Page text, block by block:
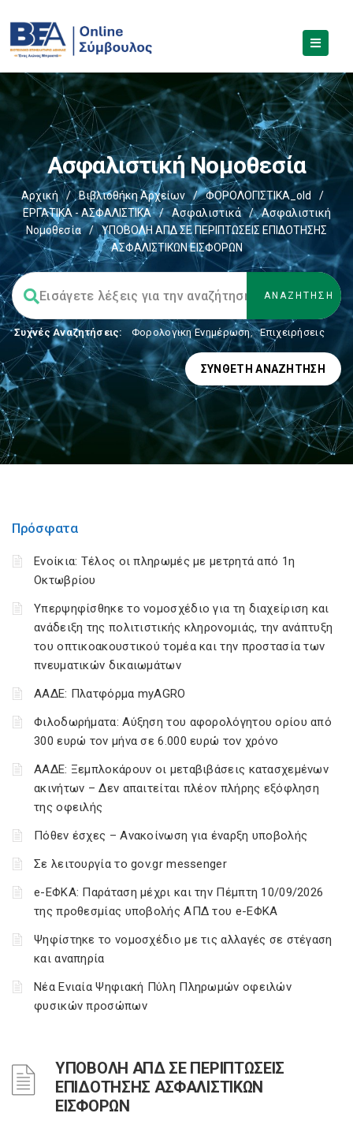
Ασφαλιστική Νομοθεσία
Αρχική / Βιβλιοθήκη Αρχείων / ΦΟΡΟΛΟΓΙΣΤΙΚΑ_old
/
ΕΡΓΑΤΙΚΑ - ΑΣΦΑΛΙΣΤΙΚΑ
/ Ασφαλιστικά /
Ασφαλιστική
Νομοθεσία
/
ΥΠΟΒΟΛΗ ΑΠΔ ΣΕ ΠΕΡΙΠΤΩΣΕΙΣ ΕΠΙΔΟΤΗΣΗΣ
ΑΣΦΑΛΙΣΤΙΚΩΝ ΕΙΣΦΟΡΩΝ
Συχνές Αναζητήσεις: Φορολογικη Ενημέρωση, Επιχειρήσεις
ΣΎΝΘΕΤΗ ΑΝΑΖΉΤΗΣΗ
Πρόσφατα
Ενοίκια: Τέλος οι πληρωμές με μετρητά από 1η
Οκτωβρίου
Υπερψηφίσθηκε το νομοσχέδιο για τη διαχείριση και
ανάδειξη της πολιτιστικής κληρονομιάς, την ανάπτυξη
του οπτικοακουστικού τομέα και την προστασία των
πνευματικών δικαιωμάτων
ΑΑΔΕ: Πλατφόρμα myAGRO
Φιλοδωρήματα: Αύξηση του αφορολόγητου ορίου από
300 ευρώ τον μήνα σε 6.000 ευρώ τον χρόνο
ΑΑΔΕ: Ξεμπλοκάρουν οι μεταβιβάσεις κατασχεμένων
ακινήτων – Δεν απαιτείται πλέον πλήρης εξόφληση
της οφειλής
Πόθεν έσχες – Ανακοίνωση για έναρξη υποβολής
Σε λειτουργία το gov.gr messenger
e-ΕΦΚΑ: Παράταση μέχρι και την Πέμπτη 10/09/2026
της προθεσμίας υποβολής ΑΠΔ του e-ΕΦΚΑ
Ψηφίστηκε το νομοσχέδιο με τις αλλαγές σε στέγαση
και αναπηρία
Νέα Ενιαία Ψηφιακή Πύλη Πληρωμών οφειλών
φυσικών προσώπων
ΥΠΟΒΟΛΗ ΑΠΔ ΣΕ ΠΕΡΙΠΤΩΣΕΙΣ
ΕΠΙΔΟΤΗΣΗΣ ΑΣΦΑΛΙΣΤΙΚΩΝ
ΕΙΣΦΟΡΩΝ